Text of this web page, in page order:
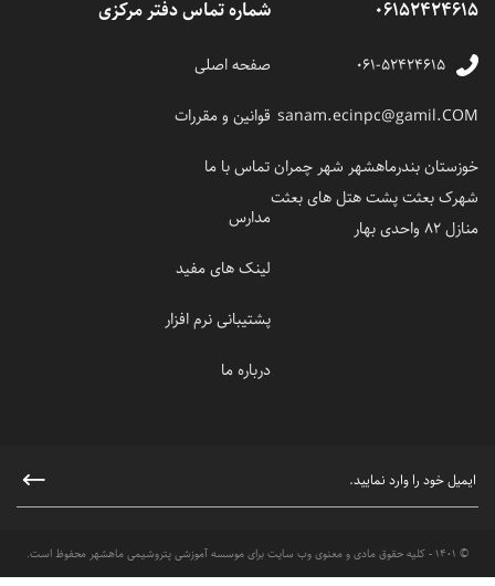
06152424615
۰۶۱-۵۲۴۲۴۶۱۵
sanam.ecinpc@gamil.COM
خوزستان بندرماهشهر شهر چمران
شهرک بعثت پشت هتل های بعثت
منازل 82 واحدی بهار
شماره تماس دفتر مرکزی
صفحه اصلی
قوانین و مقررات
تماس با ما
مدارس
لینک های مفید
پشتیبانی نرم افزار
درباره ما
© 1401 - کلیه حقوق مادی و معنوی وب سایت برای موسسه آموزشی پتروشیمی ماهشهر محفوظ است.